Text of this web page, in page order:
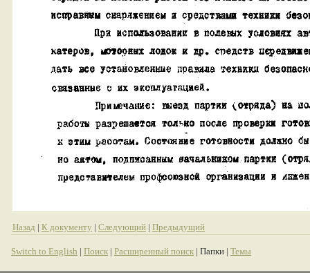
Назад | К документу | Следующий | Предыдущий
Switch to English | Поиск | Расширенный поиск | Папки | Темы